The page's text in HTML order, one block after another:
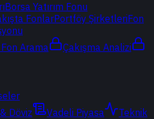
Borsa Yatırım Fonu
FonlarPortföy ŞirketleriFon
Arama
Çakışma Analizi
Döviz Vadeli Piyasa
Teknik